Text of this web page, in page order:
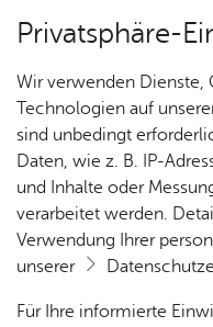
Kartenansicht
Privatsphäre-
Wir verwenden Dienste,
Technologien auf
sind unbedingt
Daten, wie z. B. IP-
und Inhalte oder
verarbeitet werden.
Verwendung Ihrer
unserer
Für Ihre informierte